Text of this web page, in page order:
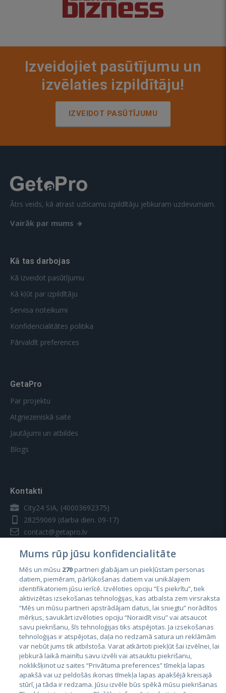
Izveidojiet pasūtījumu un
izvēlaties izpildītāju!
IZVEIDOT PASŪTĪJUMU
Ātrs veids, kā atrast uzticamu izpildītāju jebkuram uzdevumam.
Vairāk par mums
Kā tas darbojas
Kā izveidot pasūtījumu
Kā kļūt par izpildītāju
Servisa noteikumi
Konfidencialitātes politika
Pārvaldīt preferences
GetaPro
Par projektu
Atgriezeniskā saite
Jautājumi un atbildes
Blogs
Kontakti
City24 SIA, (40003692375)
28259069 (darba dien. 09-17)
contact@getapro.lv
Valstis
Igaunija
Latvija
Lietuva
Mums rūp jūsu konfidencialitāte
Mēs un mūsu 270partneri glabājam un piekļūstam personas
datiem, piemēram, pārlūkošanas datiem vai unikālajiem
identifikatoriem jūsu ierīcē. Izvēloties opciju “Es piekrītu”, tiek
aktivizētas izsekošanas tehnoloģijas, kas atbalsta zem virsraksta
“Mēs un mūsu partneri apstrādājam datus, lai sniegtu” norādītos
mērķus, savukārt izvēloties opciju “Noraidīt visu” vai atsaucot
savu piekrišanu, šīs tehnoloģijas tiks atspējotas. Ja izsekošanas
tehnoloģijas ir atspējotas, daļa no redzamā satura un reklāmām
var nebūt jums tik atbilstoša. Varat atkārtoti piekļūt šai izvēlnei, lai
jebkurā laikā mainītu savu izvēli vai atsauktu piekrišanu,
noklikšķinot uz saites “Privātuma preferences” tīmekļa lapas
apakšā vai uz peldošās ikonas tīmekļa lapas apakšējā kreisajā
stūrī, ja tāda ir redzama. Jūsu izvēle būs spēkā mūsu piekrišanas